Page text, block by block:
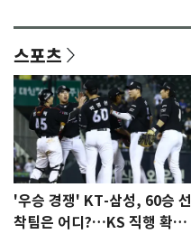
스포츠
'우승 경쟁' KT-삼성, 60승 선
착팀은 어디?…KS 직행 확률